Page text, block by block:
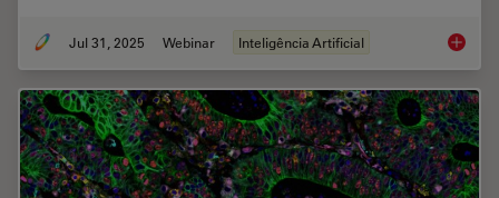
Jul 31, 2025 Webinar Inteligência Artificial